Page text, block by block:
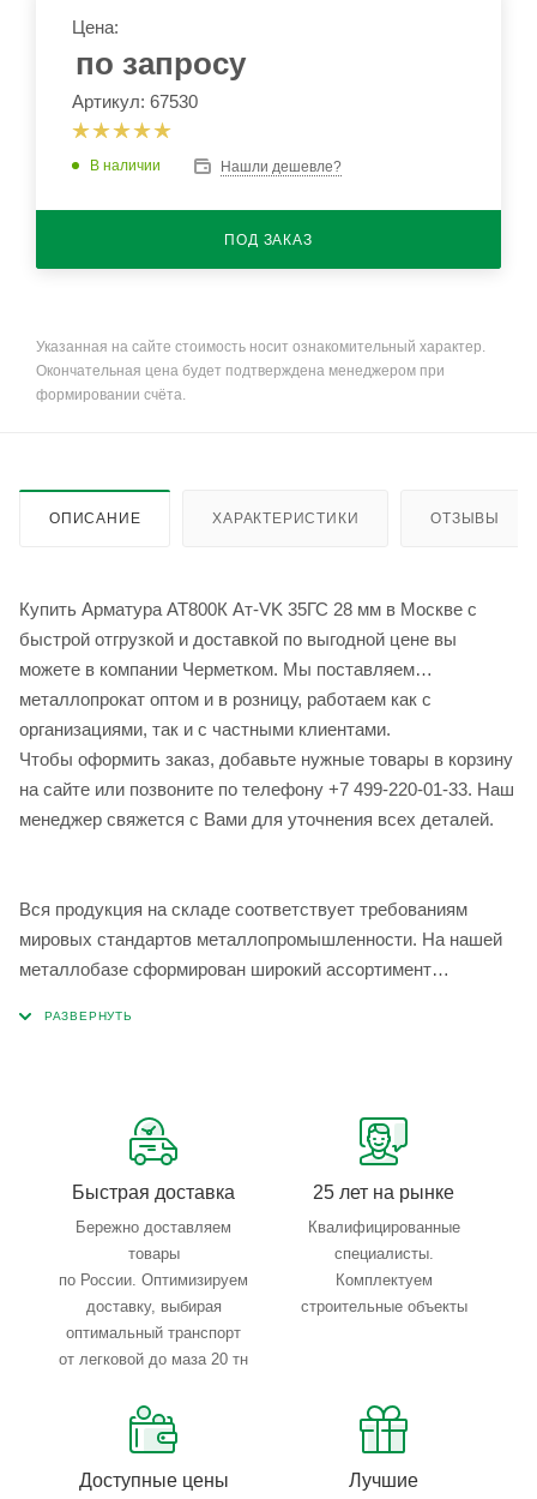
Цена:
по запросу
Артикул: 67530
В наличии Нашли дешевле?
ПОД ЗАКАЗ
Указанная на сайте стоимость носит ознакомительный характер.
Окончательная цена будет подтверждена менеджером при
формировании счёта.
ОПИСАНИЕ ХАРАКТЕРИСТИКИ ОТЗЫВЫ
Купить Арматура АТ800К Ат-VK 35ГС 28 мм в Москве с
быстрой отгрузкой и доставкой по выгодной цене вы
можете в компании Черметком. Мы поставляем
металлопрокат оптом и в розницу, работаем как с
организациями, так и с частными клиентами.
Чтобы оформить заказ, добавьте нужные товары в корзину
на сайте или позвоните по телефону +7 499-220-01-33. Наш
менеджер свяжется с Вами для уточнения всех деталей.
Вся продукция на складе соответствует требованиям
мировых стандартов металлопромышленности. На нашей
металлобазе сформирован широкий ассортимент
Быстрая доставка
Бережно доставляем
товары
по России. Оптимизируем
доставку, выбирая
оптимальный транспорт
от легковой до маза 20 тн
25 лет на рынке
Квалифицированные
специалисты.
Комплектуем
строительные объекты
Доступные цены Лучшие